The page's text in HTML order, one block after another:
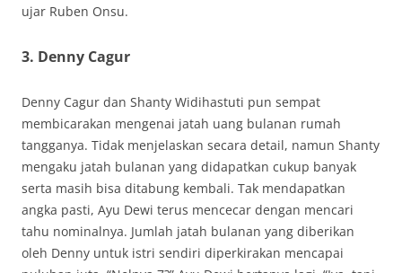
ujar Ruben Onsu.
3. Denny Cagur
Denny Cagur dan Shanty Widihastuti pun sempat
membicarakan mengenai jatah uang bulanan rumah
tangganya. Tidak menjelaskan secara detail, namun Shanty
mengaku jatah bulanan yang didapatkan cukup banyak
serta masih bisa ditabung kembali. Tak mendapatkan
angka pasti, Ayu Dewi terus mencecar dengan mencari
tahu nominalnya. Jumlah jatah bulanan yang diberikan
oleh Denny untuk istri sendiri diperkirakan mencapai